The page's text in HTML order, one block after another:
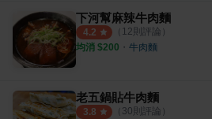
下河幫麻辣牛肉麵
4.2 （ 12則評論）
均消 $200 ・ 牛肉麵
老五鍋貼牛肉麵
3.8 （ 30則評論）